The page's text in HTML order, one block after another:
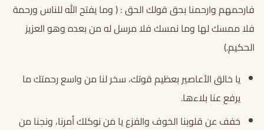
فارحمهم وارحمنا بحق قولك الحق : ( وما يفتح الله للناس ورحمة
فلا ممسك لها وما نمسك فلا مرسل له من بعده وهو العزيز
الحكيم.)
يا خالق الأعاصير بعظيم قوتك، سخر لنا من واسع رحمتك ما
يرفع عنا بلاءها.
خفف عن قلوبنا الخوف والفزع يا مَن نوكلك أمرنا، ونجنا من